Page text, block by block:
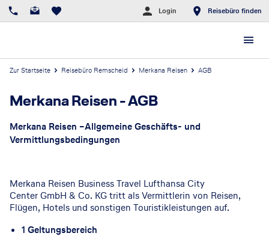
Login Reisebüro finden
Zur Startseite Reisebüro Remscheid Merkana Reisen AGB
Merkana Reisen-AGB
Merkana Reisen –Allgemeine Geschäfts- und
Vermittlungsbedingungen
Merkana Reisen Business Travel Lufthansa City
Center GmbH & Co. KG tritt als Vermittlerin von Reisen,
Flügen, Hotels und sonstigen Touristikleistungen auf.
1 Geltungsbereich